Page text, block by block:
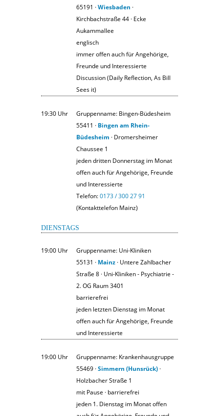
65191 ·Wiesbaden ·
Kirchbachstraße 44 · Ecke
Aukammallee
englisch
immer offen auch für Angehörige,
Freunde und Interessierte
Discussion (Daily Reflection, As Bill
Sees it)
19:30 Uhr
Gruppenname: Bingen-Büdesheim
55411 · Bingen am Rhein-
Büdesheim · Dromersheimer
Chaussee 1
jeden dritten Donnerstag im Monat
offen auch für Angehörige, Freunde
und Interessierte
Telefon:0173 / 300 27 91
(Kontakttelefon Mainz)
DIENSTAGS
19:00 Uhr
Gruppenname: Uni-Kliniken
55131 · Mainz · Untere Zahlbacher
Straße 8 · Uni-Kliniken - Psychiatrie -
2. OG Raum 3401
barrierefrei
jeden letzten Dienstag im Monat
offen auch für Angehörige, Freunde
und Interessierte
19:00 Uhr
Gruppenname: Krankenhausgruppe
55469 ·Simmern (Hunsrück) ·
Holzbacher Straße 1
mit Pause · barrierefrei
jeden 1. Dienstag im Monat offen